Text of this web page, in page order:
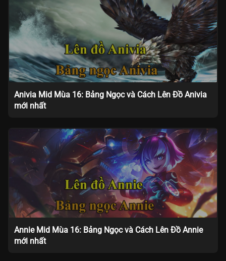
Anivia Mid Mùa 16: Bảng Ngọc và Cách Lên Đồ Anivia
mới nhất
Annie Mid Mùa 16: Bảng Ngọc và Cách Lên Đồ Annie
mới nhất